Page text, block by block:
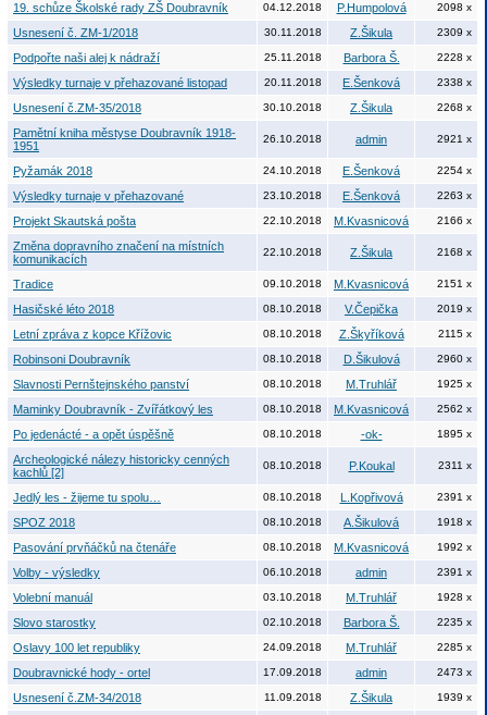
19. schůze Školské rady ZŠ Doubravník 04.12.2018 P.Humpolová 2098 x
Usnesení č. ZM-1/2018 30.11.2018 Z.Šikula 2309 x
Podpořte naši alej k nádraží 25.11.2018 Barbora Š. 2228 x
Výsledky turnaje v přehazované listopad 20.11.2018 E.Šenková 2338 x
Usnesení č.ZM-35/2018 30.10.2018 Z.Šikula 2268 x
Pamětní kniha městyse Doubravník 1918-
1951
26.10.2018 admin 2921 x
Pyžamák 2018 24.10.2018 E.Šenková 2254 x
Výsledky turnaje v přehazované 23.10.2018 E.Šenková 2263 x
Projekt Skautská pošta 22.10.2018 M.Kvasnicová 2166 x
Změna dopravního značení na místních
komunikacích
22.10.2018 Z.Šikula 2168 x
Tradice 09.10.2018 M.Kvasnicová 2151 x
Hasičské léto 2018 08.10.2018 V.Čepička 2019 x
Letní zpráva z kopce Křížovic 08.10.2018 Z.Škyříková 2115 x
Robinsoni Doubravník 08.10.2018 D.Šikulová 2960 x
Slavnosti Pernštejnského panství 08.10.2018 M.Truhlář 1925 x
Maminky Doubravník - Zvířátkový les 08.10.2018 M.Kvasnicová 2562 x
Po jedenácté - a opět úspěšně 08.10.2018 -ok- 1895 x
Archeologické nálezy historicky cenných
kachlů [2]
08.10.2018 P.Koukal 2311 x
Jedlý les - žijeme tu spolu… 08.10.2018 L.Kopřivová 2391 x
SPOZ 2018 08.10.2018 A.Šikulová 1918 x
Pasování prvňáčků na čtenáře 08.10.2018 M.Kvasnicová 1992 x
Volby - výsledky 06.10.2018 admin 2391 x
Volební manuál 03.10.2018 M.Truhlář 1928 x
Slovo starostky 02.10.2018 Barbora Š. 2235 x
Oslavy 100 let republiky 24.09.2018 M.Truhlář 2285 x
Doubravnické hody - ortel 17.09.2018 admin 2473 x
Usnesení č.ZM-34/2018 11.09.2018 Z.Šikula 1939 x